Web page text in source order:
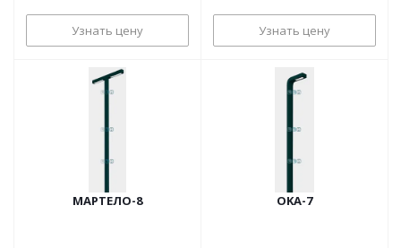
Узнать цену Узнать цену
МАРТЕЛО-8 OKA-7